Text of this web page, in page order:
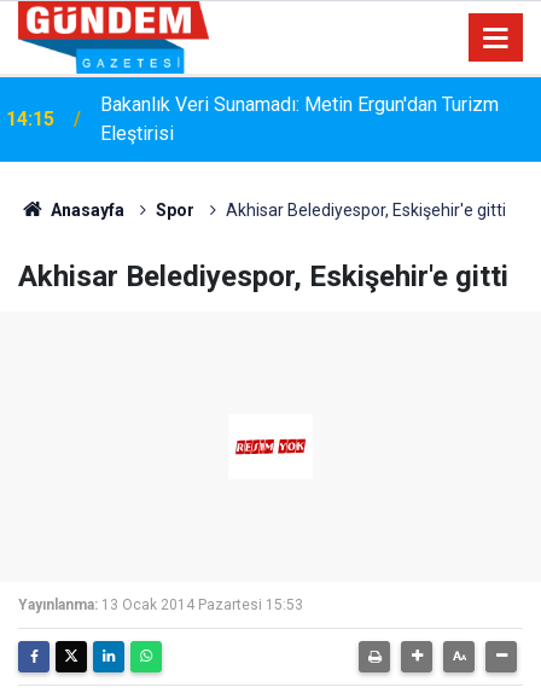
14:15
Bakanlık Veri Sunamadı: Metin Ergun'dan Turizm
Eleştirisi
Anasayfa Spor Akhisar Belediyespor, Eskişehir'e gitti
Akhisar Belediyespor, Eskişehir'e gitti
Yayınlanma: 13 Ocak 2014 Pazartesi 15:53